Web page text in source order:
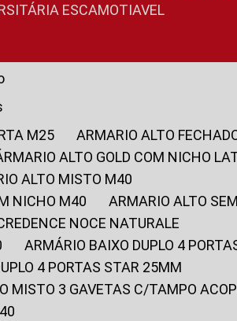
ESCAMOTIAVEL
M25
ARMARIO ALTO
ÁRMARIO ALTO GOLD COM NICHO
ALTO MISTO M40
NICHO M40
ARMARIO ALTO
NOCE NATURALE
ARMÁRIO BAIXO DUPLO 4
4 PORTAS STAR 25MM
MISTO 3 GAVETAS C/TAMPO